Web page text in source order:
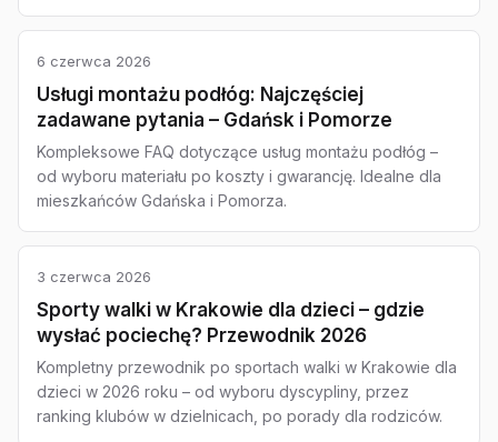
6 czerwca 2026
Usługi montażu podłóg: Najczęściej
zadawane pytania – Gdańsk i Pomorze
Kompleksowe FAQ dotyczące usług montażu podłóg –
od wyboru materiału po koszty i gwarancję. Idealne dla
mieszkańców Gdańska i Pomorza.
3 czerwca 2026
Sporty walki w Krakowie dla dzieci – gdzie
wysłać pociechę? Przewodnik 2026
Kompletny przewodnik po sportach walki w Krakowie dla
dzieci w 2026 roku – od wyboru dyscypliny, przez
ranking klubów w dzielnicach, po porady dla rodziców.